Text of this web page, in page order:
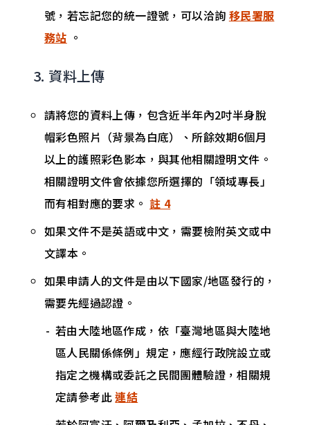
號，若忘記您的統一證號，可以洽詢 移民署服
務站 。
3. 資料上傳
請將您的資料上傳，包含近半年內2吋半身脫
帽彩色照片（背景為白底）、所餘效期6個月
以上的護照彩色影本，與其他相關證明文件。
相關證明文件會依據您所選擇的「領域專長」
而有相對應的要求。 註 4
如果文件不是英語或中文，需要檢附英文或中
文譯本。
如果申請人的文件是由以下國家/地區發行的，
需要先經過認證。
若由大陸地區作成，依「臺灣地區與大陸地
區人民關係條例」規定，應經行政院設立或
指定之機構或委託之民間團體驗證，相關規
定請參考此連結